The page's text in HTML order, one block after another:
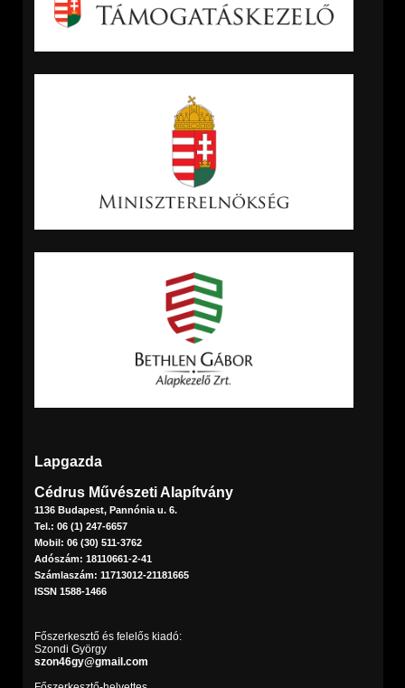
Lapgazda
Cédrus Művészeti Alapítvány
1136 Budapest, Pannónia u. 6.
Tel.: 06 (1) 247-6657
Mobil: 06 (30) 511-3762
Adószám: 18110661-2-41
Számlaszám: 11713012-21181665
ISSN 1588-1466
Főszerkesztő és felelős kiadó:
Szondi György
szon46gy@gmail.com